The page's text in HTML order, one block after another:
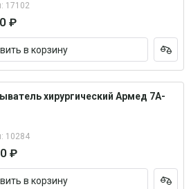
17102
₽
в корзину
хирургический Армед 7A-
10284
₽
в корзину